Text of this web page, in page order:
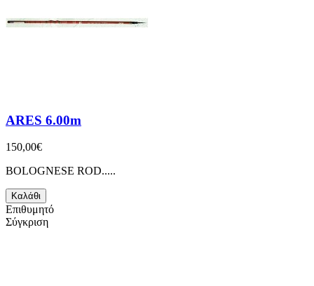
ARES 6.00m
150,00€
BOLOGNESE ROD.....
Καλάθι
Επιθυμητό
Σύγκριση